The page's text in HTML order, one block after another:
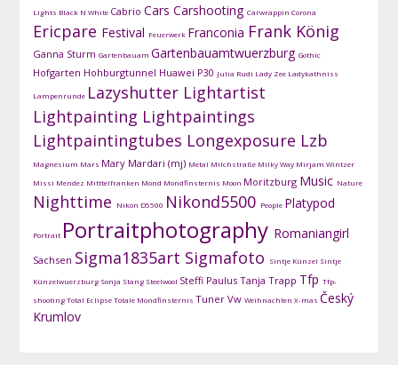
Lights Black N White Cabrio Cars Carshooting Carwrappin Corona
Ericpare Festival Feuerwerk Franconia Frank König
Ganna Sturm Gartenbauam Gartenbauamtwuerzburg Gothic
Hofgarten Hohburgtunnel Huawei P30 Julia Rudi Lady Zee Ladykathniss
Lampenrunde Lazyshutter Lightartist
Lightpainting Lightpaintings
Lightpaintingtubes Longexposure Lzb
Magnesium Mars Mary Mardari (mj) Metal Milchstraße Milky Way Mirjam Wintzer
Missi Mendez Mitttelfranken Mond Mondfinsternis Moon Moritzburg Music Nature
Nighttime Nikon D5500 Nikond5500 People Platypod
Portrait Portraitphotography Romaniangirl
Sachsen Sigma1835art Sigmafoto Sintje Künzel Sintje
Künzelwuerzburg Sonja Stang Steelwool Steffi Paulus Tanja Trapp Tfp Tfp-
shootingTotal EclipseTotale Mondfinsternis Tuner Vw Weihnachten X-mas Český
Krumlov